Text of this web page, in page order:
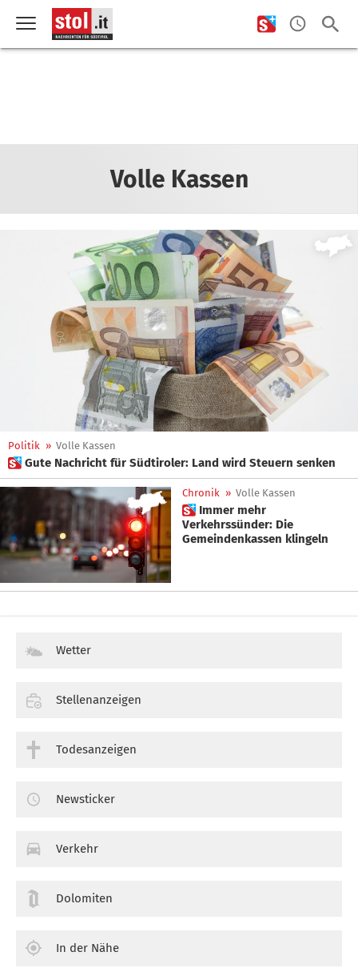
Volle Kassen
Politik » Volle Kassen
 Gute Nachricht für Südtiroler: Land wird Steuern senken
Chronik » Volle Kassen
 Immer mehr
Verkehrssünder: Die
Gemeindenkassen klingeln
Wetter
Stellenanzeigen
Todesanzeigen
Newsticker
Verkehr
Dolomiten
In der Nähe